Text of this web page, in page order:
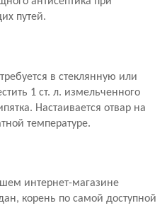
путей.
в стеклянную или
1 ст. л. измельченного
Настаивается отвар на
температуре.
интернет-магазине
корень по самой доступной